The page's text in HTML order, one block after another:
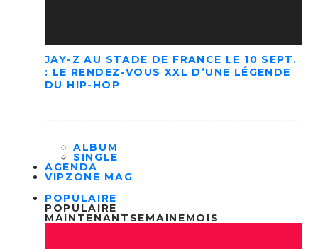
JAY-Z AU STADE DE FRANCE LE 10 SEPT.
: LE RENDEZ-VOUS XXL D’UNE LÉGENDE
DU HIP-HOP
ALBUM
SINGLE
AGENDA
VIPZONE MAG
POPULAIRE
POPULAIRE
MAINTENANT SEMAINEMOIS